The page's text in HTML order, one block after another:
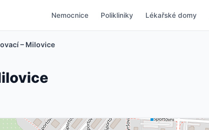
Nemocnice Polikliniky Lékařské domy
– Milovice